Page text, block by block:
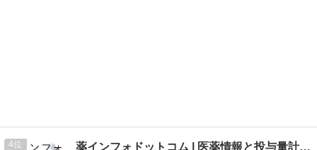
4 薬インフォドットコム | 医薬情報と投与量計算の専門ブログ